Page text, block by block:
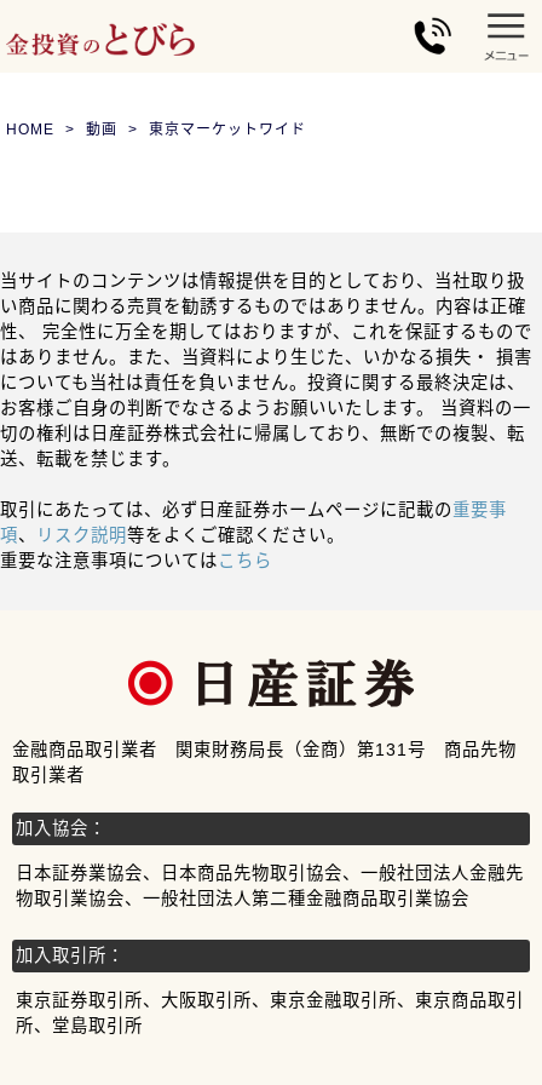
HOME 動画 東京マーケットワイド
当サイトのコンテンツは情報提供を目的としており、当社取り扱
い商品に関わる売買を勧誘するものではありません。内容は正確
性、 完全性に万全を期してはおりますが、これを保証するもので
はありません。また、当資料により生じた、いかなる損失・ 損害
についても当社は責任を負いません。投資に関する最終決定は、
お客様ご自身の判断でなさるようお願いいたします。 当資料の一
切の権利は日産証券株式会社に帰属しており、無断での複製、転
送、転載を禁じます。
取引にあたっては、必ず日産証券ホームページに記載の重要事
項、 リスク説明等をよくご確認ください。
重要な注意事項についてはこちら
金融商品取引業者 関東財務局長（金商）第131号 商品先物
取引業者
加入協会：
日本証券業協会、日本商品先物取引協会、一般社団法人金融先
物取引業協会、一般社団法人第二種金融商品取引業協会
加入取引所：
東京証券取引所、大阪取引所、東京金融取引所、東京商品取引
所、堂島取引所